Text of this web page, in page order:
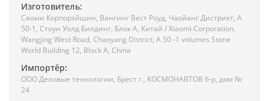
Изготовитель:
Сяоми Корпорэйшин, Вангинг Вест Роуд, Чаойанг Дистрикт, А
50-1, Стоун Уолд Билдинг, Блок А, Китай / Xiaomi Corporation.
Wangjing West Road, Chaoyang District, A 50 -1 volumes Stone
World Building 12, Block A, China
Импортёр:
ООО Деловые технологии, Брест г., КОСМОНАВТОВ б-р, дом №
24